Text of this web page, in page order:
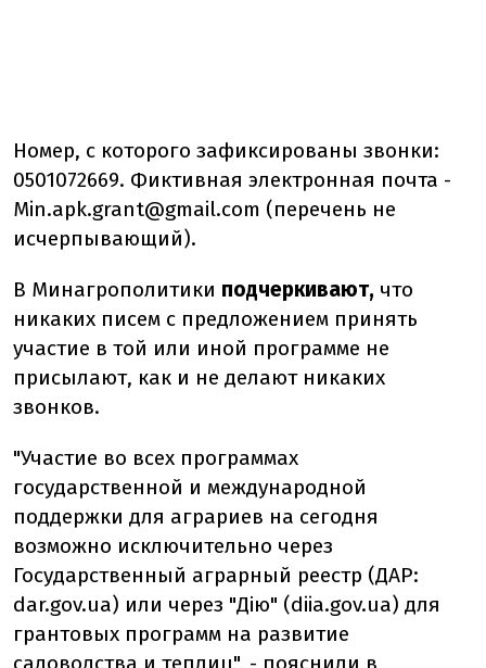
Номер, с которого зафиксированы звонки:
0501072669. Фиктивная электронная почта -
Min.apk.grant@gmail.com (перечень не
исчерпывающий).
В Минагрополитики подчеркивают, что
никаких писем с предложением принять
участие в той или иной программе не
присылают, как и не делают никаких
звонков.
"Участие во всех программах
государственной и международной
поддержки для аграриев на сегодня
возможно исключительно через
Государственный аграрный реестр (ДАР:
dar.gov.ua) или через "Дію" (diia.gov.ua) для
грантовых программ на развитие